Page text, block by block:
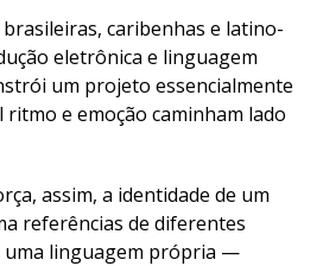
caribenhas e latino-
eletrônica e linguagem
um projeto essencialmente
e emoção caminham lado
assim, a identidade de um
referências de diferentes
uma linguagem própria —